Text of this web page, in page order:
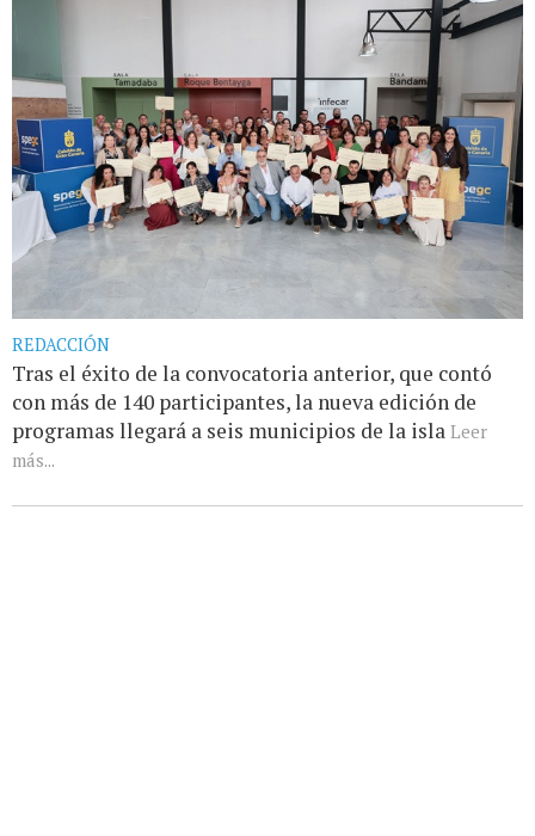
REDACCIÓN
Tras el éxito de la convocatoria anterior, que contó
con más de 140 participantes, la nueva edición de
programas llegará a seis municipios de la isla Leer
más...